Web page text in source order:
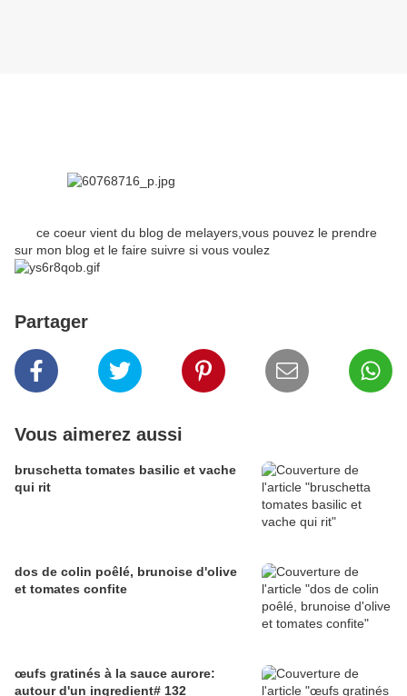
ce coeur vient du blog de melayers,vous pouvez le prendre
sur mon blog et le faire suivre si vous voulez
Partager
Vous aimerez aussi
bruschetta tomates basilic et vache
qui rit
dos de colin poêlé, brunoise d'olive
et tomates confite
œufs gratinés à la sauce aurore:
autour d'un ingredient# 132